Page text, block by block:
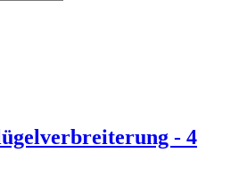
- 4